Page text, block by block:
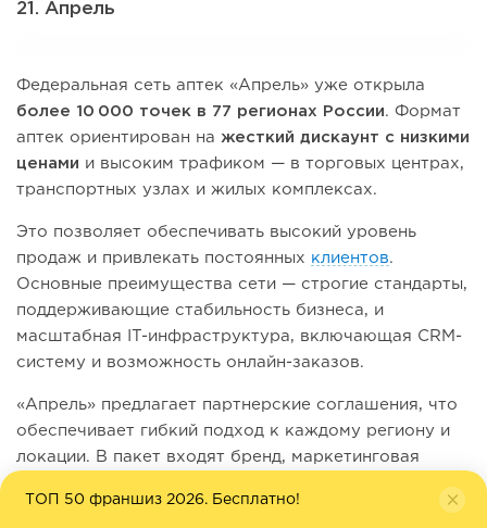
21. Апрель
Федеральная сеть аптек «Апрель» уже открыла
более 10 000 точек в 77 регионах России. Формат
аптек ориентирован на жесткий дискаунт с низкими
ценами и высоким трафиком — в торговых центрах,
транспортных узлах и жилых комплексах.
Это позволяет обеспечивать высокий уровень
продаж и привлекать постоянных клиентов.
Основные преимущества сети — строгие стандарты,
поддерживающие стабильность бизнеса, и
масштабная IT-инфраструктура, включающая CRM-
систему и возможность онлайн-заказов.
«Апрель» предлагает партнерские соглашения, что
обеспечивает гибкий подход к каждому региону и
локации. В пакет входят бренд, маркетинговая
лицензировании и подборе локации. Срок
ТОП 50 франшиз 2026. Бесплатно!